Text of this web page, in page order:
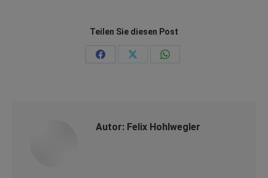
Teilen Sie diesen Post
Teilen
Teilen
Teilen
Autor: Felix Hohlwegler